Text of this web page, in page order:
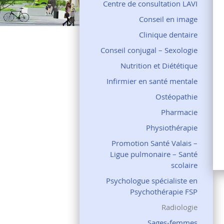
Centre de consultation LAVI
Conseil en image
Clinique dentaire
Conseil conjugal – Sexologie
Nutrition et Diététique
Infirmier en santé mentale
Ostéopathie
Pharmacie
Physiothérapie
Promotion Santé Valais –
Ligue pulmonaire – Santé
scolaire
Psychologue spécialiste en
Psychothérapie FSP
Radiologie